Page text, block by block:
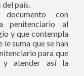
país.
documento con
penitenciario al
y que contempla
suma que se han
para que
y atender así la